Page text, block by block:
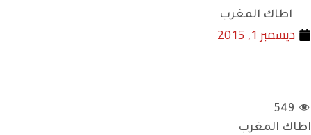
اطاك المغرب
ديسمبر 1, 2015
549
اطاك المغرب